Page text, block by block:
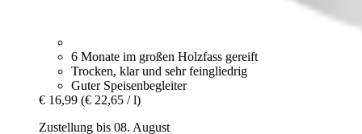
6 Monate im großen Holzfass gereift
Trocken, klar und sehr feingliedrig
Guter Speisenbegleiter
€ 16,99 (€ 22,65 / l)
Zustellung bis 08. August